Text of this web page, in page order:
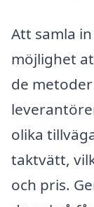
Att samla
möjlighet
de
olika
taktvätt,
och pris.